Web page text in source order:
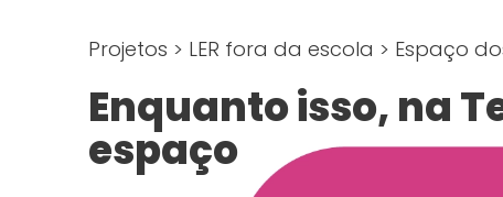
Projetos > LER fora da escola > Espaço
Enquanto isso, na
espaço